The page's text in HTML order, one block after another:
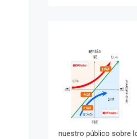
nuestro público sobre